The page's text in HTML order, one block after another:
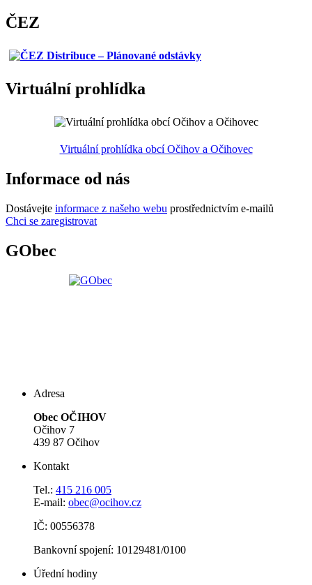
ČEZ
Virtuální prohlídka
Virtuální prohlídka obcí Očihov a Očihovec
Informace od nás
Dostávejte informace z našeho webu prostřednictvím e-mailů
Chci se zaregistrovat
GObec
Adresa
Obec OČIHOV
Očihov 7
439 87 Očihov
Kontakt
Tel.: 415 216 005
E-mail: obec@ocihov.cz
IČ: 00556378
Bankovní spojení: 10129481/0100
Úřední hodiny